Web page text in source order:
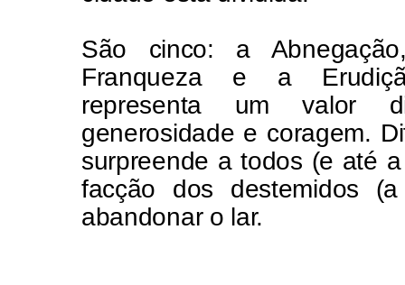
São cinco: a
Franqueza e a
representa um valor
generosidade e coragem.
surpreende a todos (e até
facção dos destemidos
abandonar o lar.